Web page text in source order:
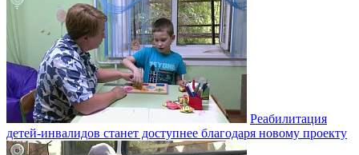
Реабилитация
детей-инвалидов станет доступнее благодаря новому проекту